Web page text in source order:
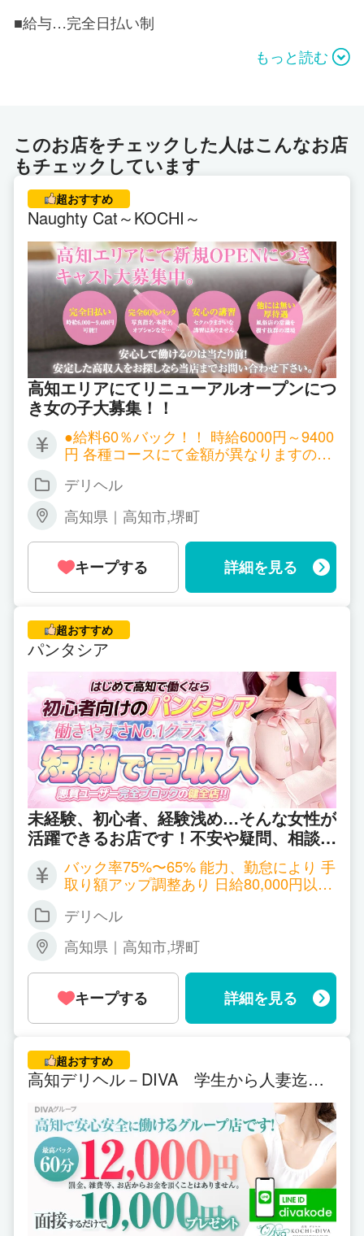
■給与…完全日払い制
待機時間により最高80%バック可能。
めて下さい。
☆…check-point…☆
●送迎有
●衛生管理万全
(イソジン消毒液など)
●未経験者歓迎
●高知市内《中心部》在住者歓迎
●車通勤可
●実在アリバイ会社有り
●ノルマ一切なし
●講習はありません
●短期アルバイトOK
●体験入店OK
●即日退店OK
●応募の秘密は固く厳守致します
●本番行為はありません
【応募方法】
お電話若しくはメールにて
お問い合わせ下さい。
aaa.8050@ezweb.ne.jp
女の子が安心して働けるように、お店側は日々努力
してまいりたいと考えております。
信頼関係は勿論、姫とのコミュニケーションも大切
にしてます。
openしたばかりのアミューズを
私達スタッフと共に信頼あるお店に作り上げて下さ
い！
スタッフ一同心よりお待ちしております。
もっと読む
このお店をチェックした人はこんなお店
もチェックしています
超おすすめ
Naughty Cat～KOCHI～
高知エリアにてリニューアルオープンにつ
き女の子大募集！！
●給料60％バック！！ 時給6000円～9400
円 各種コースにて金額が異なりますので
デリヘル
高知県｜高知市,堺町
キープする 詳細を見る
超おすすめ
パンタシア
未経験、初心者、経験浅め…そんな女性が
活躍できるお店です！不安や疑問、相談の
みでも丁寧に応対します！身バレ対策・女
性スタッフによる面接、悪質客排除に力を
入れています！地元で初心者の女性が安心
して働けるようサポートしています＾＾⭐︎
バック率75%〜65% 能力、勤怠により 手
取り額アップ調整あり 日給80,000円以上
デリヘル
高知県｜高知市,堺町
キープする 詳細を見る
超おすすめ
高知デリヘル－DIVA 学生から人妻迄在